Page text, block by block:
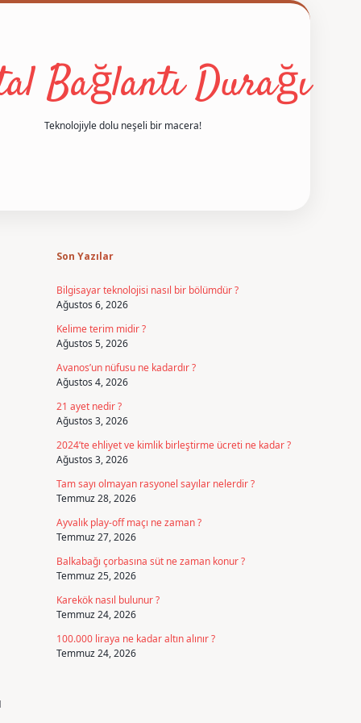
Bağlantı Durağı
Teknolojiyle dolu neşeli bir macera!
Son Yazılar
Bilgisayar teknolojisi nasıl bir bölümdür ?
Ağustos 6, 2026
Kelime terim midir ?
Ağustos 5, 2026
Avanos’un nüfusu ne kadardır ?
Ağustos 4, 2026
21 ayet nedir ?
Ağustos 3, 2026
2024’te ehliyet ve kimlik birleştirme ücreti ne kadar ?
Ağustos 3, 2026
Tam sayı olmayan rasyonel sayılar nelerdir ?
Temmuz 28, 2026
Ayvalık play-off maçı ne zaman ?
Temmuz 27, 2026
Balkabağı çorbasına süt ne zaman konur ?
Temmuz 25, 2026
Karekök nasıl bulunur ?
Temmuz 24, 2026
100.000 liraya ne kadar altın alınır ?
Temmuz 24, 2026